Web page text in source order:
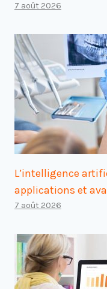
7 août 2026
L’intelligence
applications et
7 août 2026